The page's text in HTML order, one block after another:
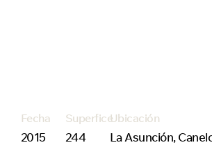
Fecha
2015
Superfice
244
Ubicación
La Asunción,